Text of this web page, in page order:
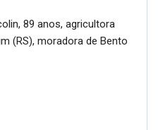
89 anos, agricultora
(RS), moradora de Bento